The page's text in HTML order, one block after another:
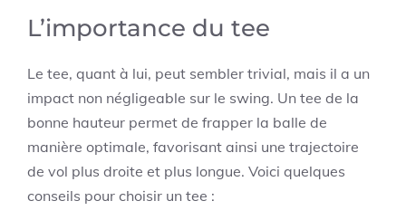
L’importance du tee
Le tee, quant à lui, peut sembler trivial, mais il a un
impact non négligeable sur le swing. Un tee de la
bonne hauteur permet de frapper la balle de
manière optimale, favorisant ainsi une trajectoire
de vol plus droite et plus longue. Voici quelques
conseils pour choisir un tee :